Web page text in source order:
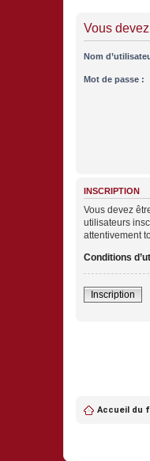
Vous
Nom
Mot de passe :
INSCRIPTION
Vous devez
utilisateurs
attentivement
Conditions
Inscription
Accueil du